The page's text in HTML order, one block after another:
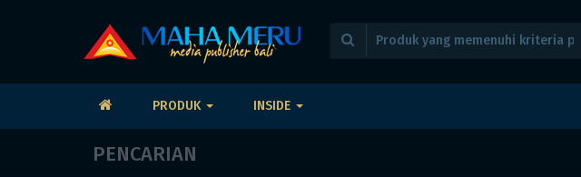
PRODUK INSIDE
PENCARIAN